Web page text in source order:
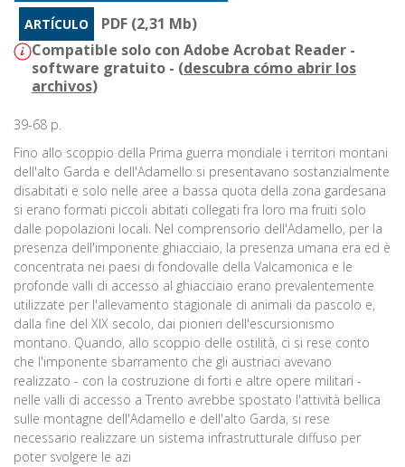
ARTÍCULO
PDF (2,31 Mb)
Compatible solo con Adobe Acrobat Reader -
software gratuito - (descubra cómo abrir los
archivos)
39-68 p.
Fino allo scoppio della Prima guerra mondiale i territori montani
dell'alto Garda e dell'Adamello si presentavano sostanzialmente
disabitati e solo nelle aree a bassa quota della zona gardesana
si erano formati piccoli abitati collegati fra loro ma fruiti solo
dalle popolazioni locali. Nel comprensorio dell'Adamello, per la
presenza dell'imponente ghiacciaio, la presenza umana era ed è
concentrata nei paesi di fondovalle della Valcamonica e le
profonde valli di accesso al ghiacciaio erano prevalentemente
utilizzate per l'allevamento stagionale di animali da pascolo e,
dalla fine del XIX secolo, dai pionieri dell'escursionismo
montano. Quando, allo scoppio delle ostilità, ci si rese conto
che l'imponente sbarramento che gli austriaci avevano
realizzato - con la costruzione di forti e altre opere militari -
nelle valli di accesso a Trento avrebbe spostato l'attività bellica
sulle montagne dell'Adamello e dell'alto Garda, si rese
necessario realizzare un sistema infrastrutturale diffuso per
poter svolgere le azi